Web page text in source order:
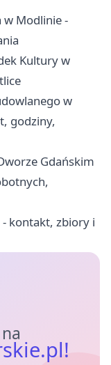
w Modlinie -
Kultury w
w
godziny,
Gdańskim
kontakt, zbiory i